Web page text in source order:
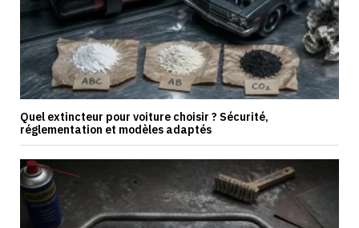
Quel extincteur pour voiture choisir ? Sécurité,
réglementation et modèles adaptés